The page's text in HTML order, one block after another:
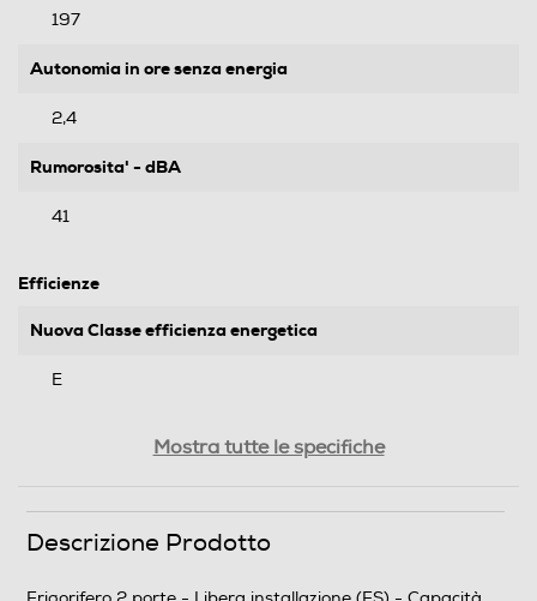
197
Autonomia in ore senza energia
2,4
Rumorosita' - dBA
41
Efficienze
Nuova Classe efficienza energetica
E
Consumi
Consumo annuo energia-kWh
Mostra tutte le specifiche
Descrizione Prodotto